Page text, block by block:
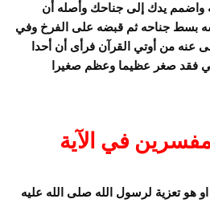
واضمم يدك إلى جناحك وأصله أن
بسط جناحه ثم قبضه على الفرخ وفي
عنه من أوتي القرآن فرأى أن أحدا
فقد صغر عظيما وعظم صغيرا
في الآية
هو تعزية لرسول الله صلى الله عليه